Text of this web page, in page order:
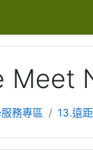
Meet
務專區 13.遠